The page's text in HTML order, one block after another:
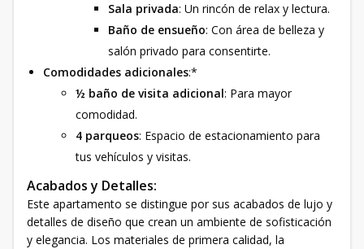
Sala privada: Un rincón de relax y lectura.
Baño de ensueño: Con área de belleza y
salón privado para consentirte.
Comodidades adicionales:*
½ baño de visita adicional: Para mayor
comodidad.
4 parqueos: Espacio de estacionamiento para
tus vehículos y visitas.
Acabados y Detalles:
Este apartamento se distingue por sus acabados de lujo y
detalles de diseño que crean un ambiente de sofisticación
y elegancia. Los materiales de primera calidad, la